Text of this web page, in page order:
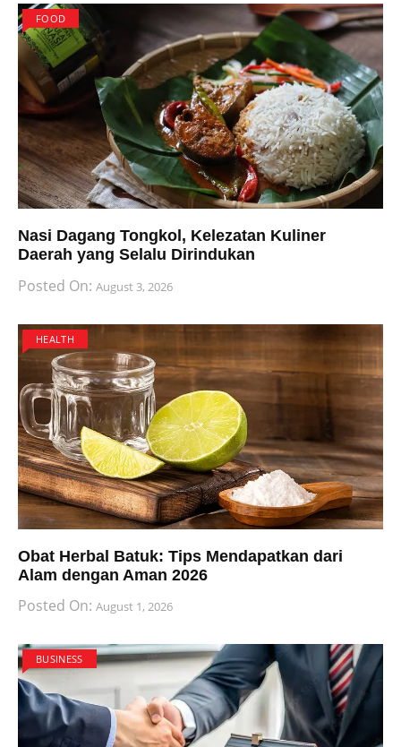
FOOD
Nasi Dagang Tongkol, Kelezatan Kuliner
Daerah yang Selalu Dirindukan
Posted On: August 3, 2026
HEALTH
Obat Herbal Batuk: Tips Mendapatkan dari
Alam dengan Aman 2026
Posted On: August 1, 2026
BUSINESS